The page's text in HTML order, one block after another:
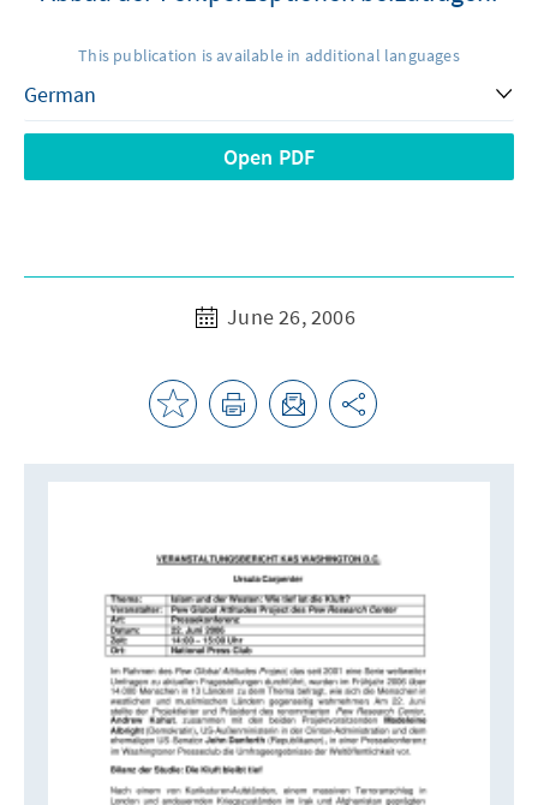
This publication is available in additional languages
Open PDF
June 26, 2006